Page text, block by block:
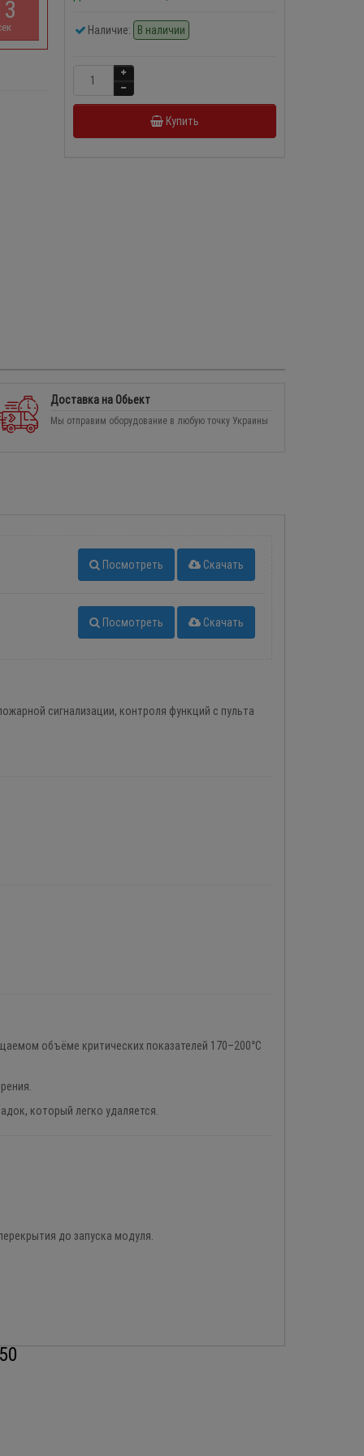
2
Наличие: В наличии
Купить
Доставка на Обьект
Мы отправим оборудование в любую точку Украины
Посмотреть Скачать
Посмотреть Скачать
сигнализации, контроля функций с пульта
объёме критических показателей 170–200°C
который легко удаляется.
до запуска модуля.